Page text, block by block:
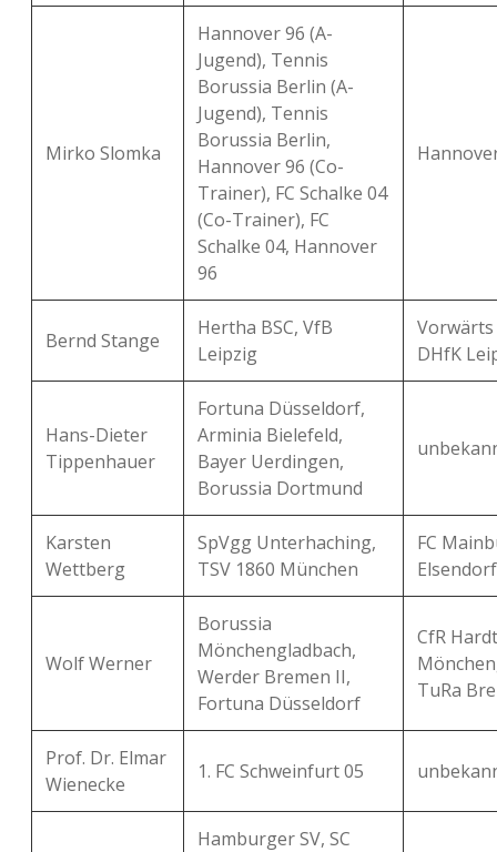
Mirko Slomka
Hannover 96 (A-
Jugend), Tennis
Borussia Berlin (A-
Jugend), Tennis
Borussia Berlin,
Hannover 96 (Co-
Trainer), FC Schalke 04
(Co-Trainer), FC
Schalke 04, Hannover
96
Bernd Stange
Hertha BSC, VfB
Leipzig
DHfK
Hans-Dieter
Tippenhauer
Fortuna Düsseldorf,
Arminia Bielefeld,
Bayer Uerdingen,
Borussia Dortmund
Karsten
Wettberg
SpVgg Unterhaching,
TSV 1860 München
FC
Elsendorf
Wolf Werner
Borussia
Mönchengladbach,
Werder Bremen II,
Fortuna Düsseldorf
CfR
TuRa
Prof. Dr. Elmar
Wienecke
1. FC Schweinfurt 05
Hamburger SV, SC